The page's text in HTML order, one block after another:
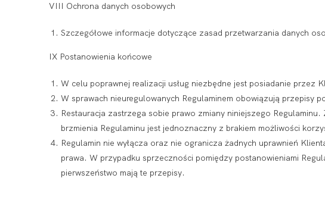
VIII Ochrona danych osobowych
Szczegółowe informacje dotyczące zasad przetwarzania danych
IX Postanowienia końcowe
W celu poprawnej realizacji usług niezbędne jest posiadanie
W sprawach nieuregulowanych Regulaminem obowiązują przepisy
Restauracja zastrzega sobie prawo zmiany niniejszego
brzmienia Regulaminu jest jednoznaczny z brakiem możliwości
Regulamin nie wyłącza oraz nie ogranicza żadnych uprawnień
prawa. W przypadku sprzeczności pomiędzy postanowieniami
pierwszeństwo mają te przepisy.